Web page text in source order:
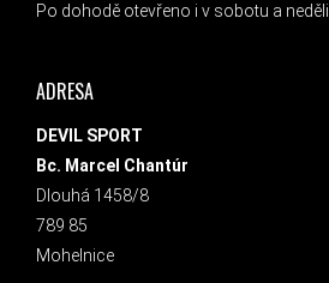
Po dohodě otevřeno i v sobotu a neděli.
ADRESA
DEVIL SPORT
Bc. Marcel Chantúr
Dlouhá 1458/8
789 85
Mohelnice